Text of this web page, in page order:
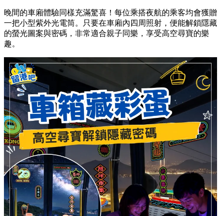
晚間的車廂體驗同樣充滿驚喜！每位乘搭夜航的乘客均會獲贈
一把小型紫外光電筒。只要在車廂內四周照射，便能解鎖隱藏
的螢光圖案與密碼，非常適合親子同樂，享受高空尋寶的樂
趣。